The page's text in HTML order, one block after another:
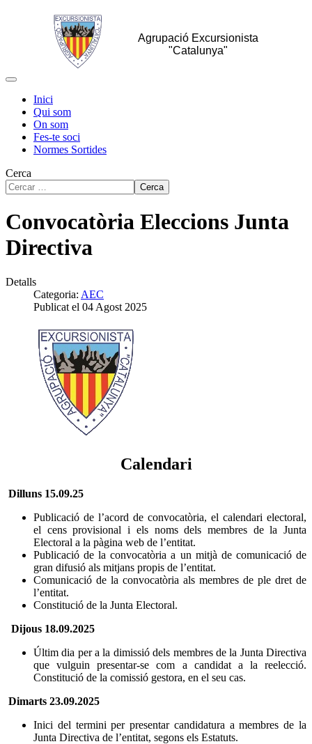
Agrupació Excursionista
"Catalunya"
Inici
Qui som
On som
Fes-te soci
Normes Sortides
Cerca
Cerca
Convocatòria Eleccions Junta
Directiva
Detalls
Categoria: AEC
Publicat el 04 Agost 2025
Calendari
Dilluns 15.09.25
Publicació de l’acord de convocatòria, el calendari electoral,
el cens provisional i els noms dels membres de la Junta
Electoral a la pàgina web de l’entitat.
Publicació de la convocatòria a un mitjà de comunicació de
gran difusió als mitjans propis de l’entitat.
Comunicació de la convocatòria als membres de ple dret de
l’entitat.
Constitució de la Junta Electoral.
Dijous 18.09.2025
Últim dia per a la dimissió dels membres de la Junta Directiva
que vulguin presentar-se com a candidat a la reelecció.
Constitució de la comissió gestora, en el seu cas.
Dimarts 23.09.2025
Inici del termini per presentar candidatura a membres de la
Junta Directiva de l’entitat, segons els Estatuts.